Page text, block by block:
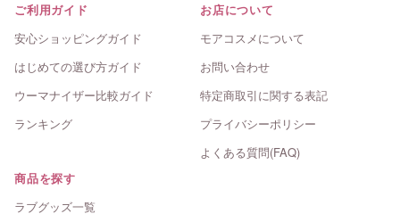
ご利用ガイド
安心ショッピングガイド
はじめての選び方ガイド
ウーマナイザー比較ガイド
ランキング
お店について
モアコスメについて
お問い合わせ
特定商取引に関する表記
プライバシーポリシー
よくある質問(FAQ)
商品を探す
ラブグッズ一覧